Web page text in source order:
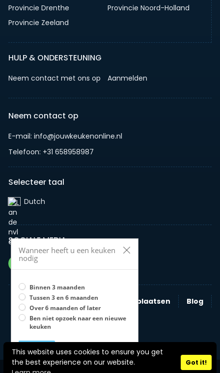
This website uses cookies to ensure you get
the best experience on our website.
Got it!
Provincie Drenthe
Provincie Noord-Holland
Provincie Zeeland
HULP & ONDERSTEUNING
Neem contact met ons op Aanmelden
Neem contact op
E-mail: info@jouwkeukenonline.nl
Telefoon: +31 658958987
Selecteer taal
Dutch‎
SOCIALE MEDIA
Zoeken Nieuwe advertentie plaatsen
Blog
Bedrijven
Wanneer heeft u een keuken
nodig
Binnen 3 maanden
Tussen 3 en 6 maanden
Over 6 maanden of later
Ben niet opzoek naar een nieuwe
keuken
Opslaan U moet een optie selecteren
Stel zelf je keuken samen